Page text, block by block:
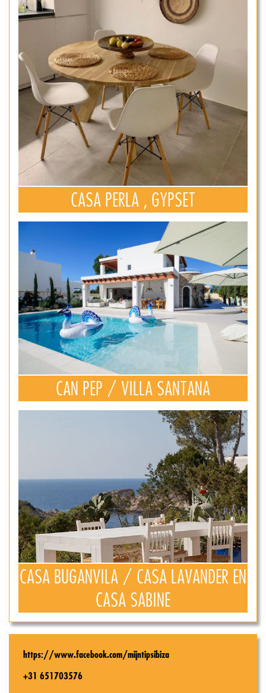
CASA PERLA , GYPSET
CAN PEP / VILLA SANTANA
CASA BUGANVILA / CASA LAVANDER EN
CASA SABINE
https://www.facebook.com/mijntipsibiza
+31 651703576